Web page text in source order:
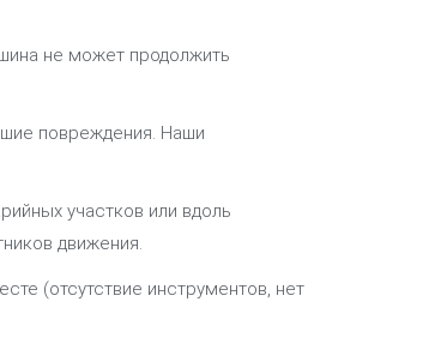
не может продолжить
повреждения. Наши
участков или вдоль
движения.
(отсутствие инструментов, нет